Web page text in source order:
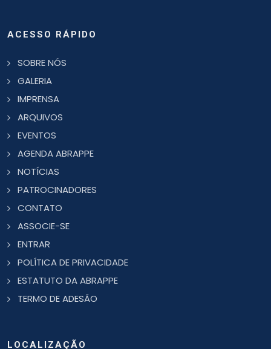
ACESSO RÁPIDO
SOBRE NÓS
GALERIA
IMPRENSA
ARQUIVOS
EVENTOS
AGENDA ABRAPPE
NOTÍCIAS
PATROCINADORES
CONTATO
ASSOCIE-SE
ENTRAR
POLÍTICA DE PRIVACIDADE
ESTATUTO DA ABRAPPE
TERMO DE ADESÃO
LOCALIZAÇÃO